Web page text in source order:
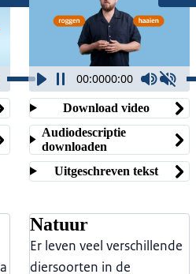
00:0000:00
Download video
Audiodescriptie
downloaden
Uitgeschreven tekst
Natuur
Er leven veel verschillende
diersoorten in de